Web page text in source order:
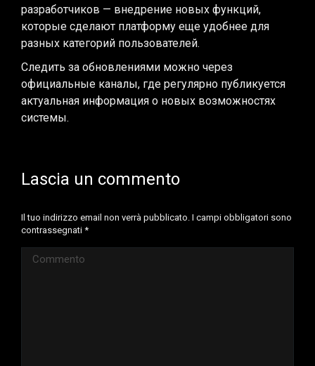
разработчиков — внедрение новых функций,
которые сделают платформу еще удобнее для
разных категорий пользователей.
Следить за обновлениями можно через
официальные каналы, где регулярно публикуется
актуальная информация о новых возможностях
системы.
Lascia un commento
Il tuo indirizzo email non verrà pubblicato. I campi obbligatori sono
contrassegnati *
Commento